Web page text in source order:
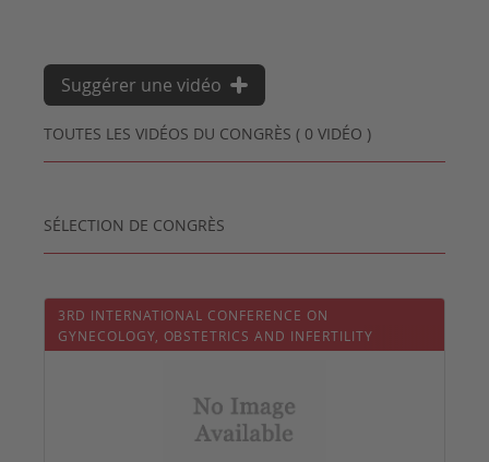
TOUTES LES VIDÉOS DU CONGRÈS ( 0 VIDÉO )
Suggérer une vidéo
SÉLECTION DE CONGRÈS
3RD INTERNATIONAL CONFERENCE ON
GYNECOLOGY, OBSTETRICS AND INFERTILITY